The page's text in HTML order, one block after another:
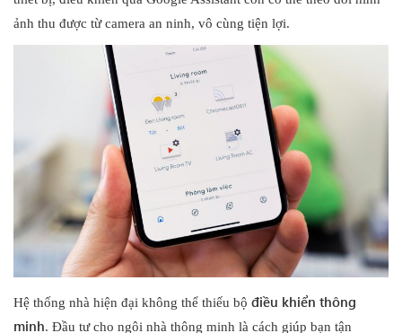
ảnh thu được từ camera an ninh, vô cùng tiện lợi.
Hệ thống nhà hiện đại không thể thiếu bộ điều khiển thông
minh. Đầu tư cho ngôi nhà thông minh là cách giúp bạn tận